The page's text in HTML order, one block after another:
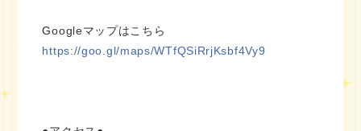
Googleマップはこちら
https://goo.gl/maps/WTfQSiRrjKsbf4Vy9